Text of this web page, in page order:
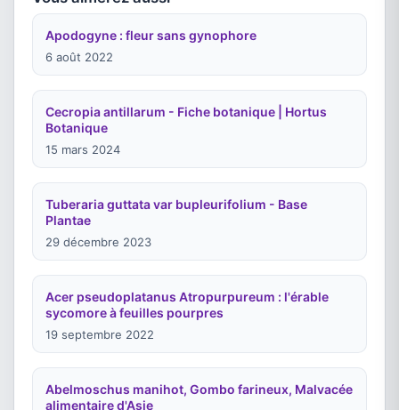
Apodogyne : fleur sans gynophore
6 août 2022
Cecropia antillarum - Fiche botanique | Hortus
Botanique
15 mars 2024
Tuberaria guttata var bupleurifolium - Base
Plantae
29 décembre 2023
Acer pseudoplatanus Atropurpureum : l'érable
sycomore à feuilles pourpres
19 septembre 2022
Abelmoschus manihot, Gombo farineux, Malvacée
alimentaire d'Asie